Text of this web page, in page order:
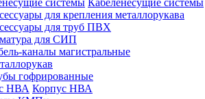
для крепления металлорукава
для труб ПВХ
для СИП
каналы магистральные
гофрированные
Корпус НВА